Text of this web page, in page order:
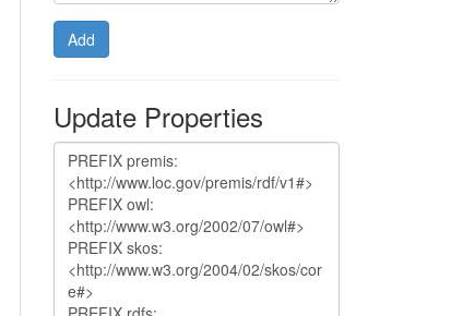
Add
Update Properties